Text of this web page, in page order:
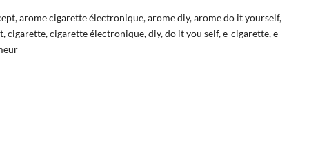
,arome cigarette électronique,arome diy,arome do it yourself,
,cigarette,cigarette électronique,diy,do it you self,e-cigarette,e-